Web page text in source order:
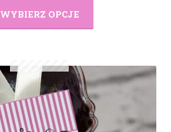
WYBIERZ OPCJE